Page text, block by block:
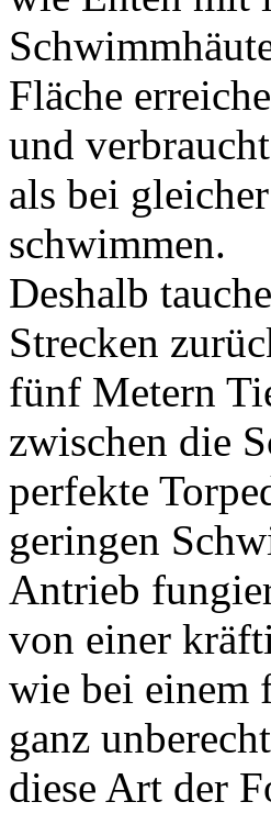
Fläche
und
als bei
schwimmen.
Deshalb
Strecken
fünf Metern
zwischen die
perfekte
geringen
Antrieb
von einer
wie bei einem
ganz
diese Art der